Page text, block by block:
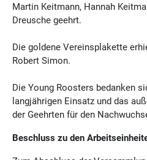
Martin Keitmann, Hannah
Dreusche geehrt.
Die goldene Vereinsplakette
Robert Simon.
Die Young Roosters bedanken
langjährigen Einsatz und das
der Geehrten für den
Beschluss zu den